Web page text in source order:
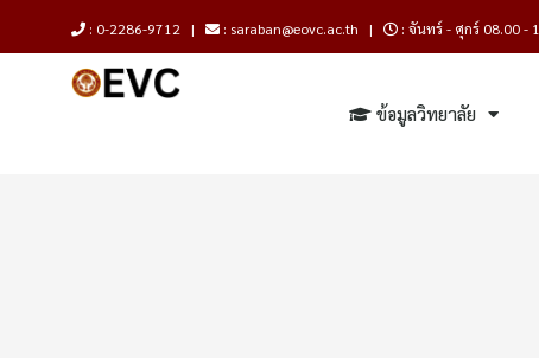
: 0-2286-9712 | : saraban@eovc.ac.th | : จันทร์ - ศุกร์ 08.00 -
ข้อมูลวิทยาลัย